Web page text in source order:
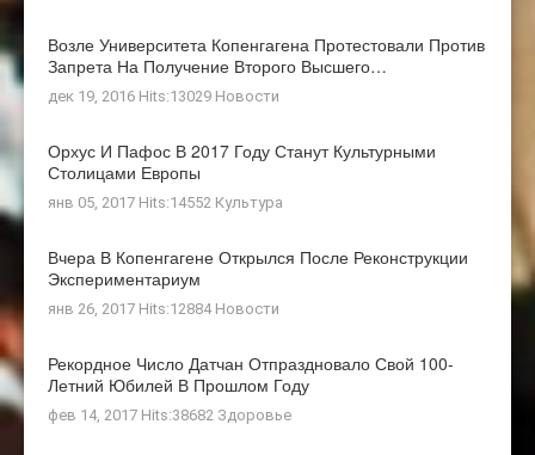
Возле Университета Копенгагена Протестовали Против
Запрета На Получение Второго Высшего…
дек 19, 2016 Hits:13029 Новости
Орхус И Пафос В 2017 Году Станут Культурными
Столицами Европы
янв 05, 2017 Hits:14552 Культура
Вчера В Копенгагене Открылся После Реконструкции
Экспериментариум
янв 26, 2017 Hits:12884 Новости
Рекордное Число Датчан Отпраздновало Свой 100-
Летний Юбилей В Прошлом Году
фев 14, 2017 Hits:38682 Здоровье